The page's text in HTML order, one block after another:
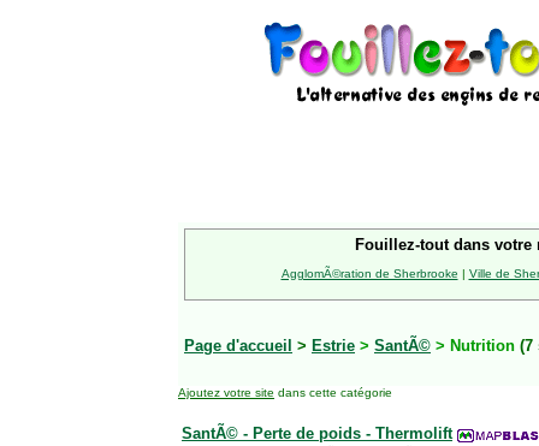
Fouillez-tout dans votre
AgglomÃ©ration de Sherbrooke | Ville de
Page d'accueil > Estrie > SantÃ© > Nutrition (7
Ajoutez votre site dans cette catégorie
SantÃ© - Perte de poids - Thermolift